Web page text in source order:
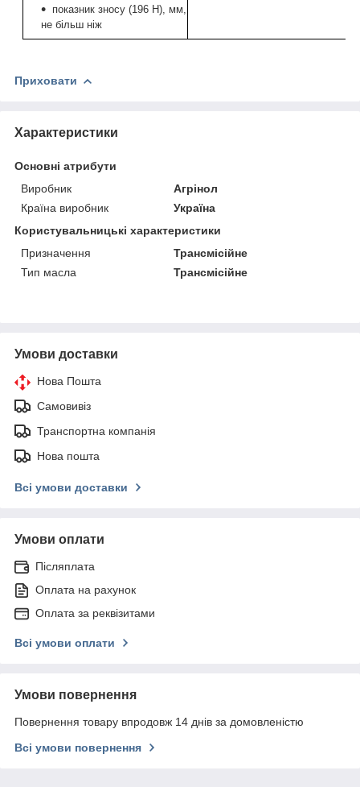
показник зносу (196 Н), мм,
не більш ніж
Приховати
Характеристики
Основні атрибути
Виробник
Агрінол
Країна виробник
Україна
Користувальницькі характеристики
Призначення
Трансмісійне
Тип масла
Трансмісійне
Умови доставки
Нова Пошта
Самовивіз
Транспортна компанія
Нова пошта
Всі умови доставки
Умови оплати
Післяплата
Оплата на рахунок
Оплата за реквізитами
Всі умови оплати
Умови повернення
Повернення товару впродовж 14 днів за домовленістю
Всі умови повернення